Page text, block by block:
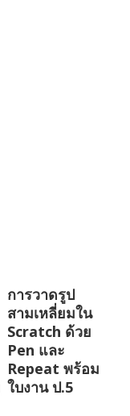
การวาดรูป
สามเหลี่ยมใน
Scratch ด้วย
Pen และ
Repeat พร้อม
ใบงาน ป.5